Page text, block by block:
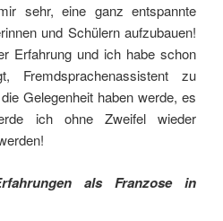
sehr, eine ganz entspannte
und Schülern aufzubauen!
Erfahrung und ich habe schon
Fremdsprachenassistent zu
Gelegenheit haben werde, es
ich ohne Zweifel wieder
als Franzose in